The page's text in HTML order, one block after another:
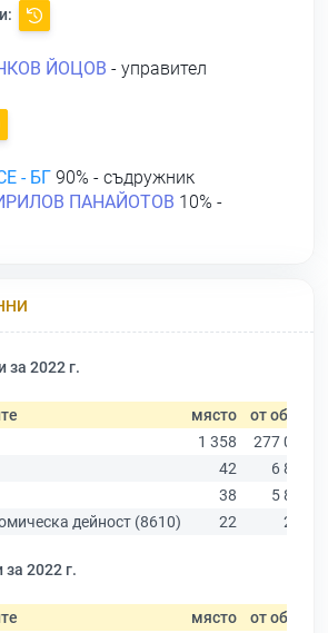
ЙОЦОВ - управител
- БГ 90% - съдружник
ПАНАЙОТОВ 10% -
за 2022 г.
място от общо
1 358
277 019
42
6 851
38
5 883
дейност (8610)
22 285
2022 г.
място от общо